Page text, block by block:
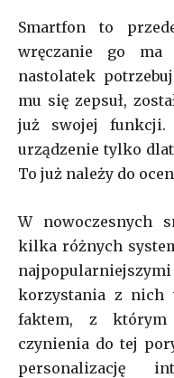
Smartfon to
wręczanie go ma
nastolatek
mu się zepsuł,
już swojej funkcji.
urządzenie tylko
To już należy do
W nowoczesnych
kilka różnych
najpopularniejszymi
korzystania z nich
faktem, z którym
czynienia do tej
personalizację